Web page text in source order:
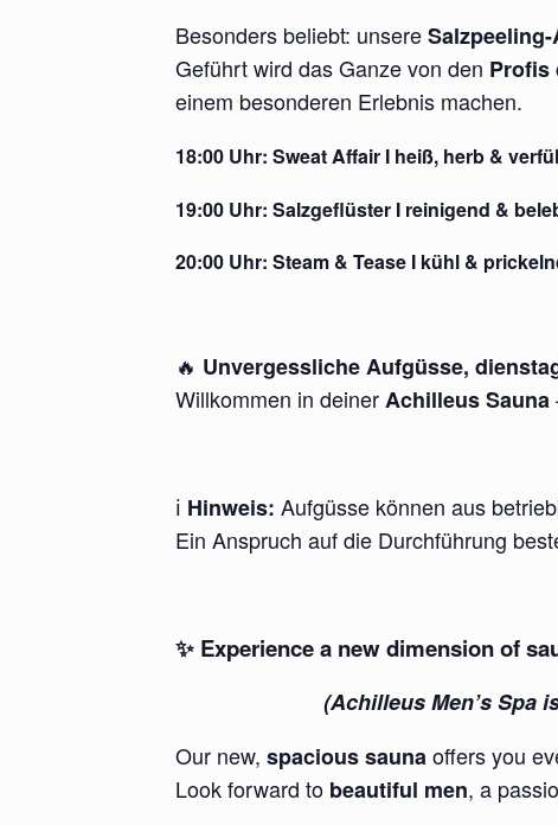
Besonders beliebt: unsere
Geführt wird das Ganze von den Profis
einem besonderen Erlebnis machen.
18:00 Uhr: Sweat Affair I heiß, herb &
19:00 Uhr: Salzgeflüster I reinigend &
20:00 Uhr: Steam & Tease I kühl &
🔥 Unvergessliche Aufgüsse,
Willkommen in deinerAchilleus Sauna
ℹ️ Hinweis: Aufgüsse können aus
Ein Anspruch auf die Durchführung
✨ Experience a new dimension of
(Achilleus Men’s Spa
Our new, spacious saunaoffers you
Look forward to beautiful men, a